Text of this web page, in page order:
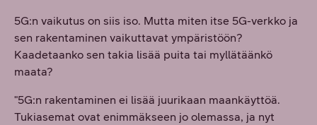
5G:n vaikutus on siis iso. Mutta miten itse 5G-verkko ja
sen rakentaminen vaikuttavat ympäristöön?
Kaadetaanko sen takia lisää puita tai myllätäänkö
maata?
"5G:n rakentaminen ei lisää juurikaan maankäyttöä.
Tukiasemat ovat enimmäkseen jo olemassa, ja nyt